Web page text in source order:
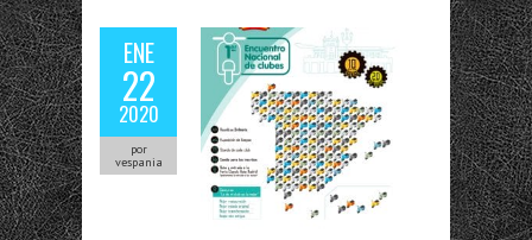
ENE
22
2020
por
vespania